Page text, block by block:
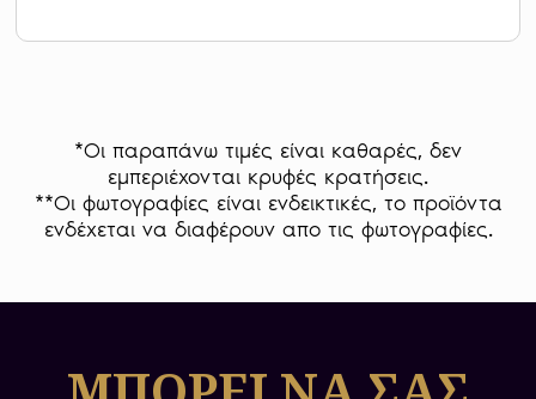
*Οι παραπάνω τιμές είναι καθαρές, δεν
εμπεριέχονται κρυφές κρατήσεις.
**Οι φωτογραφίες είναι ενδεικτικές, το προϊόντα
ενδέχεται να διαφέρουν απο τις φωτογραφίες.